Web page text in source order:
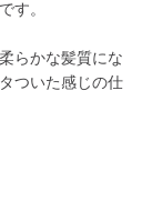
す。
らかな髪質にな
ついた感じの仕